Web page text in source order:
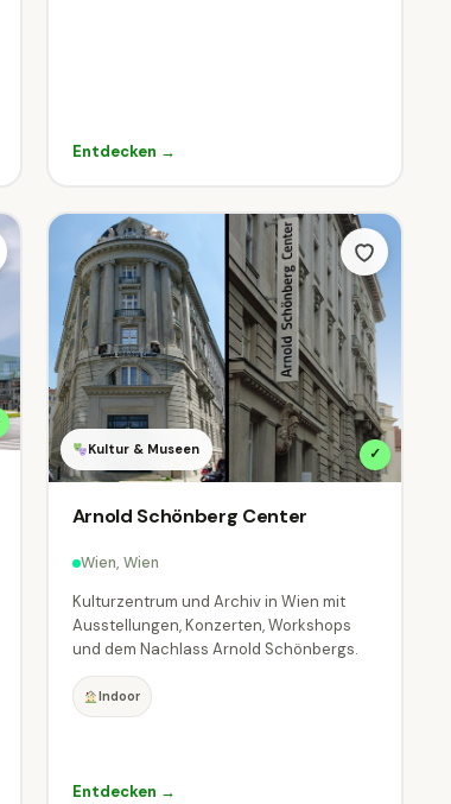
Entdecken →
Kultur & Museen ✓
Arnold Schönberg Center
Wien, Wien
Kulturzentrum und Archiv in Wien mit
Ausstellungen, Konzerten, Workshops
und dem Nachlass Arnold Schönbergs.
Indoor
Entdecken →